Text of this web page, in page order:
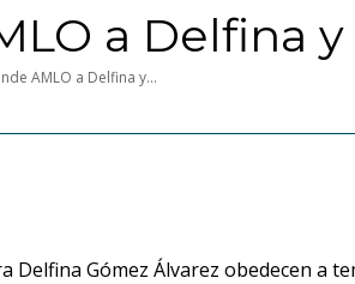
a Delfina
AMLO a Delfina y…
Delfina Gómez Álvarez obedecen a